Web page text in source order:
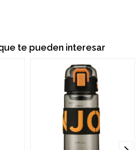
te pueden interesar